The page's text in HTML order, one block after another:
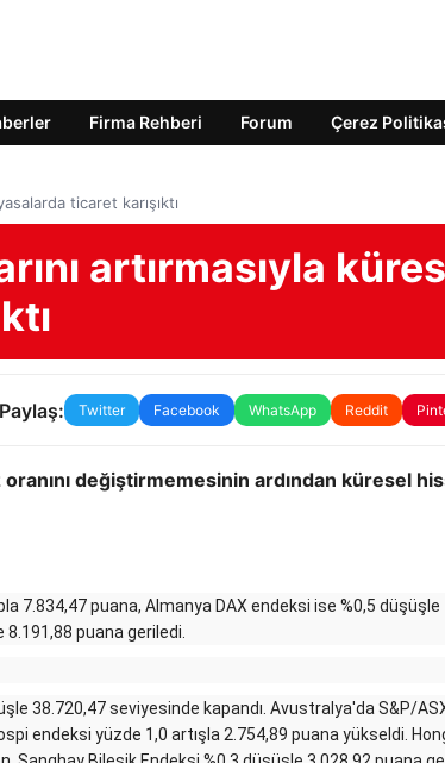
Firma Rehberi Forum Çerez
ticaret karışıktı
artırmasıyla
Paylaş: Twitter Facebook WhatsApp Reddit
değiştirmemesinin ardından küresel
7.834,47 puana, Almanya DAX endeksi ise %0,5 düşüşle
puana geriledi.
38.720,47 seviyesinde kapandı. Avustralya'da S&P/
endeksi yüzde 1,0 artışla 2.754,89 puana yükseldi.